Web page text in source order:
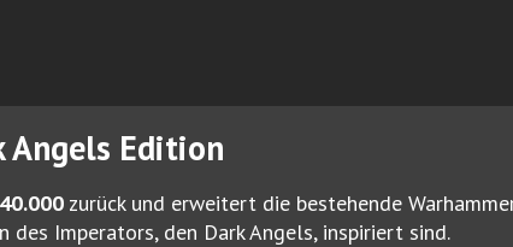
Angels Edition
zurück und erweitert die bestehende
Imperators, den Dark Angels, inspiriert sind.